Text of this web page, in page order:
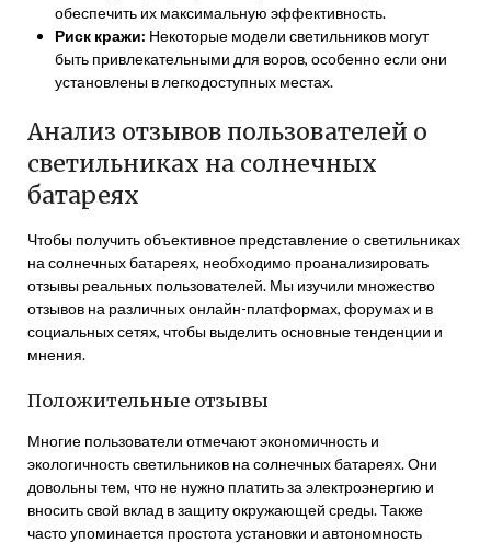
обеспечить их максимальную эффективность.
Риск кражи: Некоторые модели светильников могут
быть привлекательными для воров, особенно если они
установлены в легкодоступных местах.
Анализ отзывов пользователей о
светильниках на солнечных
батареях
Чтобы получить объективное представление о светильниках
на солнечных батареях, необходимо проанализировать
отзывы реальных пользователей. Мы изучили множество
отзывов на различных онлайн-платформах, форумах и в
социальных сетях, чтобы выделить основные тенденции и
мнения.
Положительные отзывы
Многие пользователи отмечают экономичность и
экологичность светильников на солнечных батареях. Они
довольны тем, что не нужно платить за электроэнергию и
вносить свой вклад в защиту окружающей среды. Также
часто упоминается простота установки и автономность